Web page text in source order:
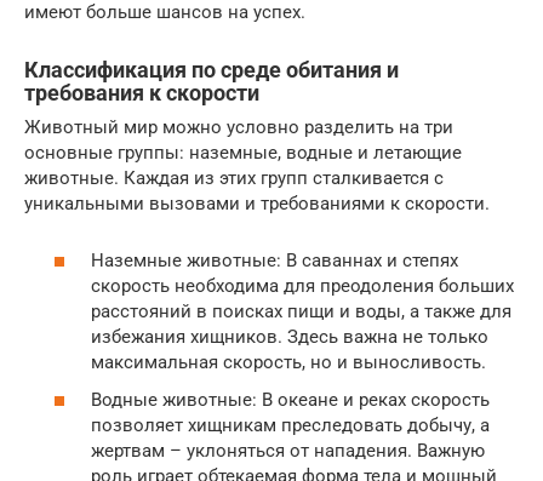
имеют больше шансов на успех.
Классификация по среде обитания и
требования к скорости
Животный мир можно условно разделить на три
основные группы: наземные, водные и летающие
животные. Каждая из этих групп сталкивается с
уникальными вызовами и требованиями к скорости.
Наземные животные: В саваннах и степях
скорость необходима для преодоления больших
расстояний в поисках пищи и воды, а также для
избежания хищников. Здесь важна не только
максимальная скорость, но и выносливость.
Водные животные: В океане и реках скорость
позволяет хищникам преследовать добычу, а
жертвам – уклоняться от нападения. Важную